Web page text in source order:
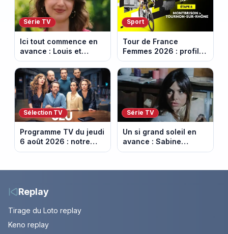
Série TV
Ici tout commence en
avance : Louis et
Jasmine enfin en
couple. Episode du 7
août 2026 (spoiler)
Sport
Tour de France
Femmes 2026 : profil
et horaires de la 6e
étape entre
Montbrison et
Tournon-sur-Rhône
Sélection TV
Programme TV du jeudi
6 août 2026 : notre
sélection pour votre
Série TV
Un si grand soleil en
avance : Sabine
menacée par Céleste.
2026 (spoiler).
Replay
Tirage du Loto replay
Keno replay